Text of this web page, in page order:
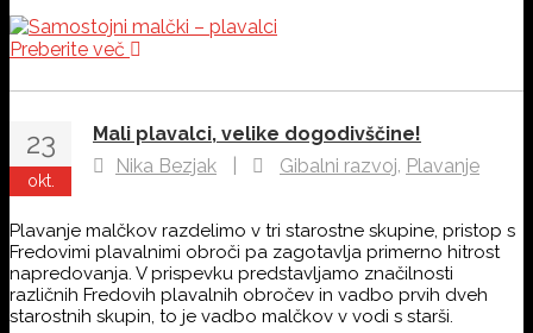
Preberite več
23
okt.
Mali plavalci, velike dogodivščine!
Nika Bezjak
Gibalni razvoj, Plavanje
Plavanje malčkov razdelimo v tri starostne skupine, pristop s
Fredovimi plavalnimi obroči pa zagotavlja primerno hitrost
napredovanja. V prispevku predstavljamo značilnosti
različnih Fredovih plavalnih obročev in vadbo prvih dveh
starostnih skupin, to je vadbo malčkov v vodi s starši.